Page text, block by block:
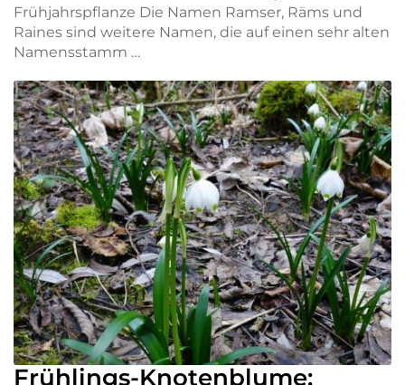
Frühjahrspflanze Die Namen Ramser, Räms und
Raines sind weitere Namen, die auf einen sehr alten
Namensstamm …
Frühlings-Knotenblume: